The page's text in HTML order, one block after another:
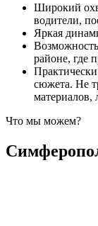
Широкий
водители,
Яркая
районе, где
сюжета. Не
материалов,
Что мы можем?